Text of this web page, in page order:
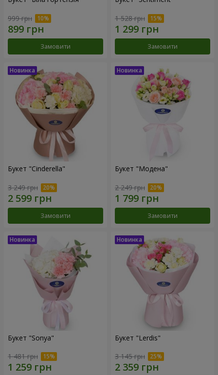
999 грн
Замовити
1 528 грн
Замовити
Букет "Cinderella"
3 249 грн
Замовити
Букет "Модена"
2 249 грн
Замовити
Букет "Sonya"
1 481 грн
Букет "Lerdis"
3 145 грн